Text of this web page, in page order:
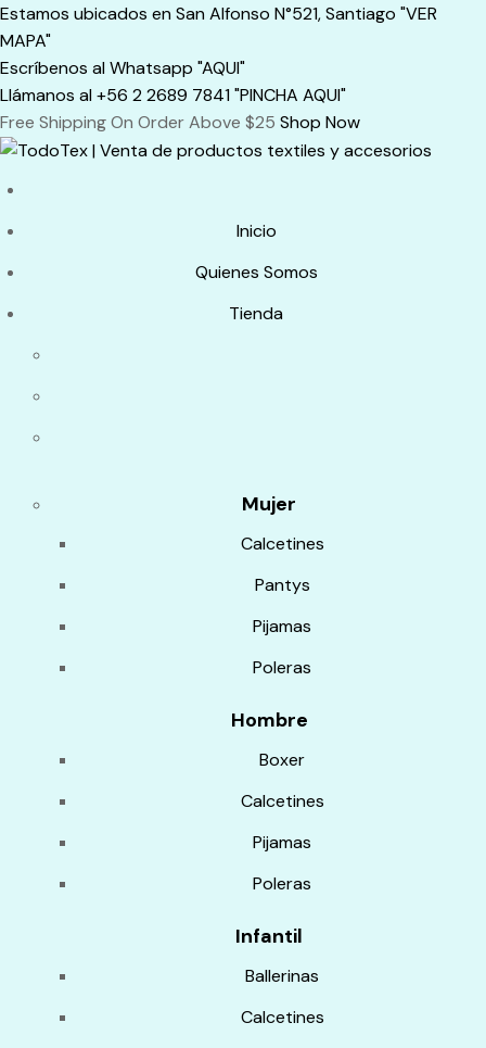
Skip
to
content
Estamos ubicados en San Alfonso N°521, Santiago "VER
MAPA"
Escríbenos al Whatsapp "AQUI"
Llámanos al +56 2 2689 7841 "PINCHA AQUI"
Free Shipping On Order Above $25 Shop Now
Inicio
Quienes Somos
Tienda
Mujer
Calcetines
Pantys
Pijamas
Poleras
Hombre
Boxer
Calcetines
Pijamas
Poleras
Infantil
Ballerinas
Calcetines